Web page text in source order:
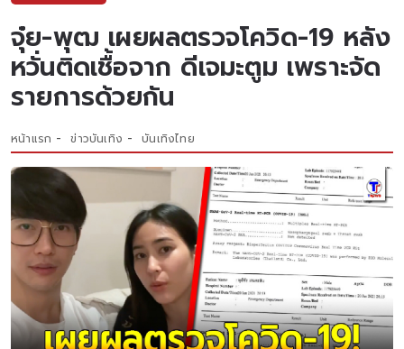
จุ๋ย-พุฒ เผยผลตรวจโควิด-19 หลัง
หวั่นติดเชื้อจาก ดีเจมะตูม เพราะจัด
รายการด้วยกัน
หน้าแรก ข่าวบันเทิง บันเทิงไทย